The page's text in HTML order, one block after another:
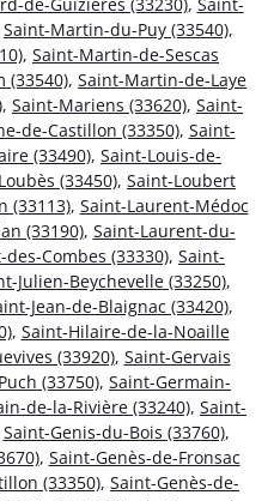
Saint-Martin-du-Puy (33540),
, Saint-Martin-de-Sescas
(33540), Saint-Martin-de-Laye
, Saint-Mariens (33620), Saint-
de-Castillon (33350), Saint-
(33490), Saint-Louis-de-
(33450), Saint-Loubert
(33113), Saint-Laurent-Médoc
(33190), Saint-Laurent-du-
Combes (33330), Saint-
Julien-Beychevelle (33250),
Jean-de-Blaignac (33420),
, Saint-Hilaire-de-la-Noaille
(33920), Saint-Gervais
(33750), Saint-Germain-
de-la-Rivière (33240), Saint-
Saint-Genis-du-Bois (33760),
, Saint-Genès-de-Fronsac
(33350), Saint-Genès-de-